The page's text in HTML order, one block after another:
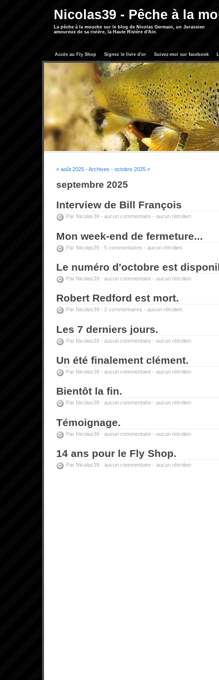
Nicolas39 - Pêche à la
La pêche à la mouche sur le blog de Nicolas Germain, un Jurassien
amoureux de sa rivière, la Haute Rivière d'Ain.
Accès au Fly Shop Signez le livre d'or Suivez-moi sur facebook
« août 2025 -Archives - octobre 2025 »
septembre 2025
Interview de Bill François
Par Nicolas39 - aucun commentaire - aucun rétrolien
Mon week-end de fermeture...
Par Nicolas39 - 5 commentaires - aucun rétrolien
Le numéro d'octobre est
Par Nicolas39 - aucun commentaire - aucun rétrolien
Robert Redford est mort.
Par Nicolas39 - 2 commentaires - aucun rétrolien
Les 7 derniers jours.
Par Nicolas39 - aucun commentaire - aucun rétrolien
Un été finalement clément.
Par Nicolas39 - aucun commentaire - aucun rétrolien
Bientôt la fin.
Par Nicolas39 - aucun commentaire - aucun rétrolien
Témoignage.
Par Nicolas39 - aucun commentaire - aucun rétrolien
14 ans pour le Fly Shop.
Par Nicolas39 - aucun commentaire - aucun rétrolien